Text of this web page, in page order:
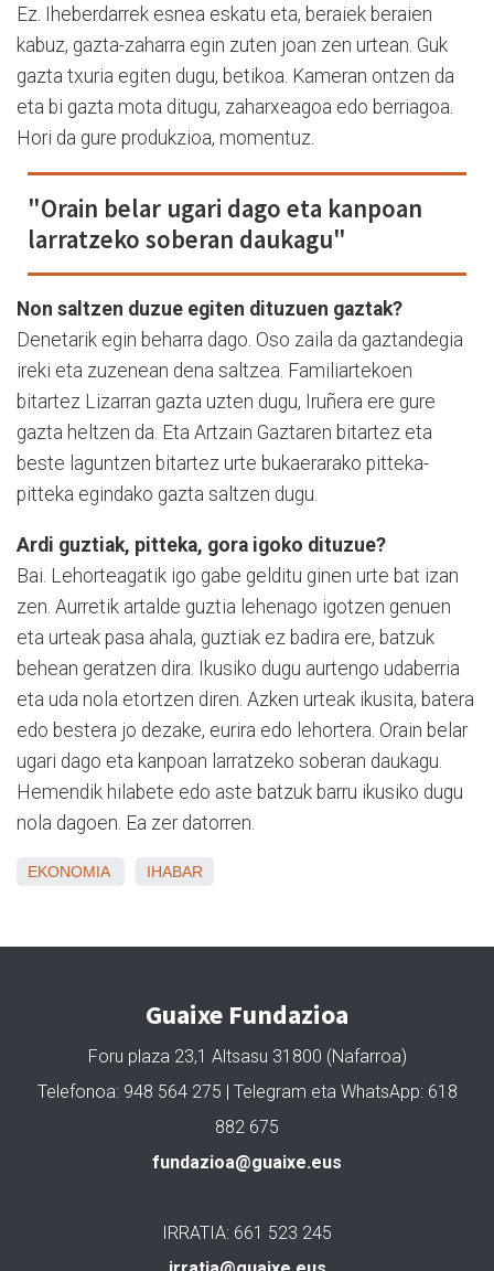
Ez. Iheberdarrek esnea eskatu eta, beraiek beraien
kabuz, gazta-zaharra egin zuten joan zen urtean. Guk
gazta txuria egiten dugu, betikoa. Kameran ontzen da
eta bi gazta mota ditugu, zaharxeagoa edo berriagoa.
Hori da gure produkzioa, momentuz.
"Orain belar ugari dago eta kanpoan
larratzeko soberan daukagu"
Non saltzen duzue egiten dituzuen gaztak?
Denetarik egin beharra dago. Oso zaila da gaztandegia
ireki eta zuzenean dena saltzea. Familiartekoen
bitartez Lizarran gazta uzten dugu, Iruñera ere gure
gazta heltzen da. Eta Artzain Gaztaren bitartez eta
beste laguntzen bitartez urte bukaerarako pitteka-
pitteka egindako gazta saltzen dugu.
Ardi guztiak, pitteka, gora igoko dituzue?
Bai. Lehorteagatik igo gabe gelditu ginen urte bat izan
zen. Aurretik artalde guztia lehenago igotzen genuen
eta urteak pasa ahala, guztiak ez badira ere, batzuk
behean geratzen dira. Ikusiko dugu aurtengo udaberria
eta uda nola etortzen diren. Azken urteak ikusita, batera
edo bestera jo dezake, eurira edo lehortera. Orain belar
ugari dago eta kanpoan larratzeko soberan daukagu.
Hemendik hilabete edo aste batzuk barru ikusiko dugu
nola dagoen. Ea zer datorren.
EKONOMIA IHABAR
Guaixe Fundazioa
Foru plaza 23,1 Altsasu 31800 (Nafarroa)
Telefonoa: 948 564 275 | Telegram eta WhatsApp: 618
882 675
fundazioa@guaixe.eus
IRRATIA: 661 523 245